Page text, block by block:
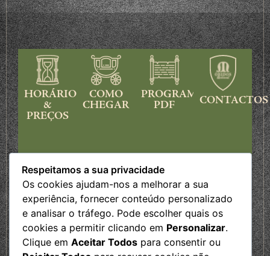
HORÁRIOS
&
PREÇOS
COMO
CHEGAR
PROGRAMA
PDF
CONTACTOS
Respeitamos a sua privacidade
Os cookies ajudam-nos a melhorar a sua
experiência, fornecer conteúdo personalizado
e analisar o tráfego. Pode escolher quais os
cookies a permitir clicando em Personalizar.
Clique em Aceitar Todos para consentir ou